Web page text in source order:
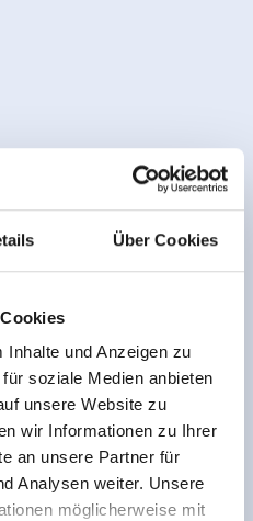
Über Cookies
und Anzeigen zu
soziale Medien anbieten
unsere Website zu
wir Informationen zu Ihrer
an unsere Partner für
Analysen weiter. Unsere
möglicherweise mit
het overzicht